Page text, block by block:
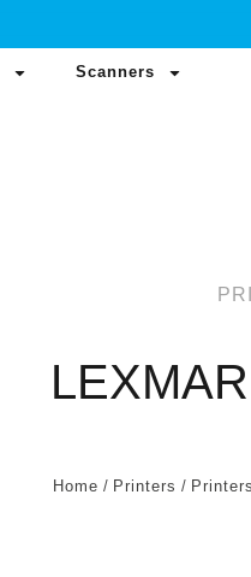
Scanners
Home / Printers /